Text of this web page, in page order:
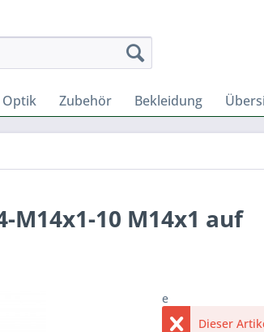
Optik Zubehör Bekleidung
M14x1-10 M14x1 auf
e
Dieser